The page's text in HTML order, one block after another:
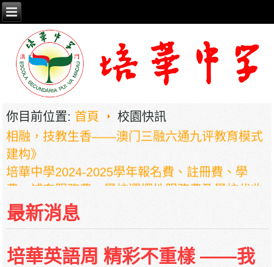
你目前位置: 首頁 校園快訊
2026年职业教育国家教学成果奖申报——《普职
相融，技教生香——澳门三融六通九评教育模式
建构》
培華中學2024-2025學年報名費、註冊費、學
費、補充服務費、學校選擇性服務費及學校代收
項目
培華中學收費項目一覽表
最新消息
培華英語周 精彩不重樣 ——我